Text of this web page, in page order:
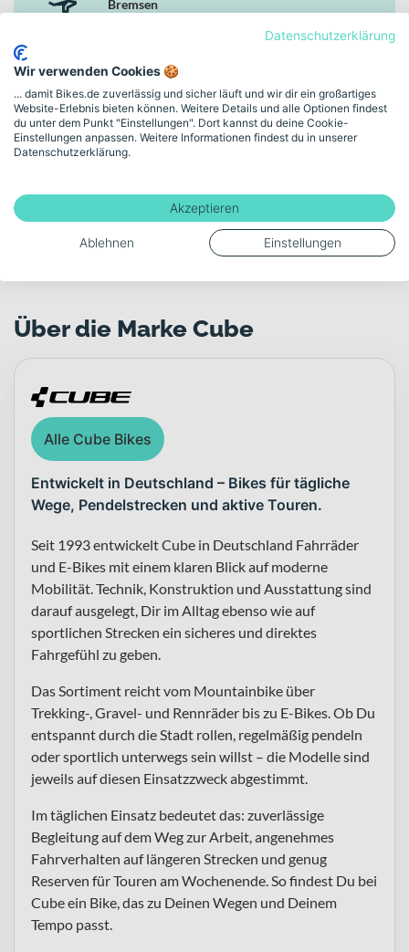
Bremsen
Hydraulische Scheibenbremse
Rahmen-Material
Aluminium
Gewicht
Mehr anzeigen
Über die Marke Cube
Alle Cube Bikes
Entwickelt in Deutschland – Bikes für tägliche
Wege, Pendelstrecken und aktive Touren.
Seit 1993 entwickelt Cube in Deutschland Fahrräder
und E-Bikes mit einem klaren Blick auf moderne
Mobilität. Technik, Konstruktion und Ausstattung sind
darauf ausgelegt, Dir im Alltag ebenso wie auf
sportlichen Strecken ein sicheres und direktes
Fahrgefühl zu geben.
Das Sortiment reicht vom Mountainbike über
Trekking-, Gravel- und Rennräder bis zu E-Bikes. Ob Du
entspannt durch die Stadt rollen, regelmäßig pendeln
oder sportlich unterwegs sein willst – die Modelle sind
jeweils auf diesen Einsatzzweck abgestimmt.
Im täglichen Einsatz bedeutet das: zuverlässige
Begleitung auf dem Weg zur Arbeit, angenehmes
Fahrverhalten auf längeren Strecken und genug
Reserven für Touren am Wochenende. So findest Du bei
Cube ein Bike, das zu Deinen Wegen und Deinem
Tempo passt.
Datenschutzerklärung
Wir verwenden Cookies 🍪
... damit Bikes.de zuverlässig und sicher läuft und wir dir ein großartiges
Website-Erlebnis bieten können. Weitere Details und alle Optionen findest
du unter dem Punkt "Einstellungen". Dort kannst du deine Cookie-
Einstellungen anpassen. Weitere Informationen findest du in unserer
Datenschutzerklärung.
Akzeptieren
Ablehnen Einstellungen